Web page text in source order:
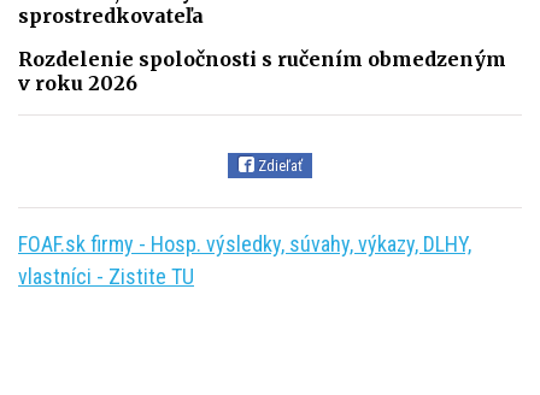
sprostredkovateľa
Rozdelenie spoločnosti s ručením obmedzeným
v roku 2026
Zdieľať
FOAF.sk firmy - Hosp. výsledky, súvahy, výkazy, DLHY,
vlastníci - Zistite TU